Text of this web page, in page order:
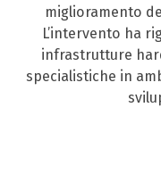
miglioramento
L’intervento ha
infrastrutture
specialistiche in